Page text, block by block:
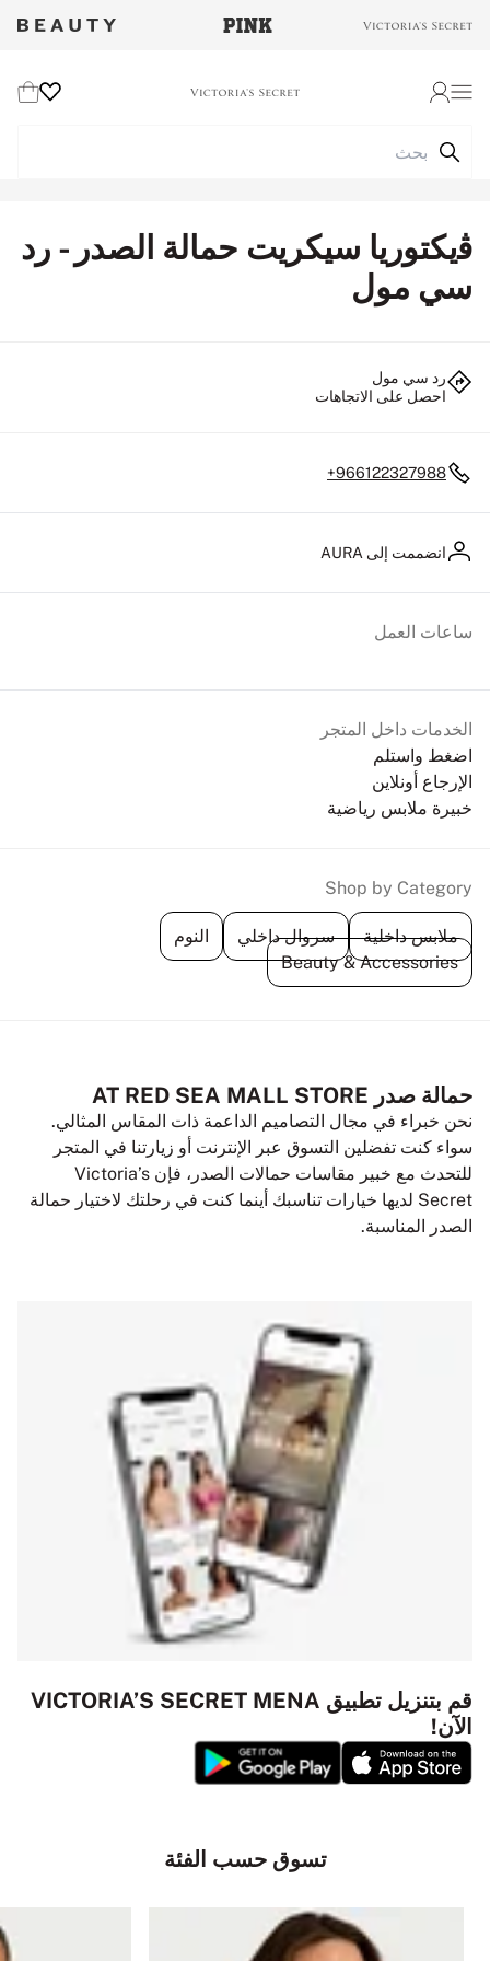
ﭬيكتوريا سيكريت حمالة الصدر - رد
سي مول
رد سي مول
احصل على الاتجاهات
+966122327988
انضممت إلى AURA
الخدمات داخل المتجر
اضغط واستلم
الإرجاع أونلاين
خبيرة ملابس رياضية
ساعات العمل
Shop by Category
ملابس داخلية سروال داخلي
النوم
Beauty & Accessories
حمالة صدر AT RED SEA MALL STORE
نحن خبراء في مجال التصاميم الداعمة ذات المقاس المثالي.
سواء كنت تفضلين التسوق عبر الإنترنت أو زيارتنا في المتجر
للتحدث مع خبير مقاسات حمالات الصدر، فإن Victoria’s
Secret لديها خيارات تناسبك أينما كنت في رحلتك لاختيار حمالة
الصدر المناسبة.
قم بتنزيل تطبيق VICTORIA’S SECRET MENA
الآن!
تسوق حسب الفئة